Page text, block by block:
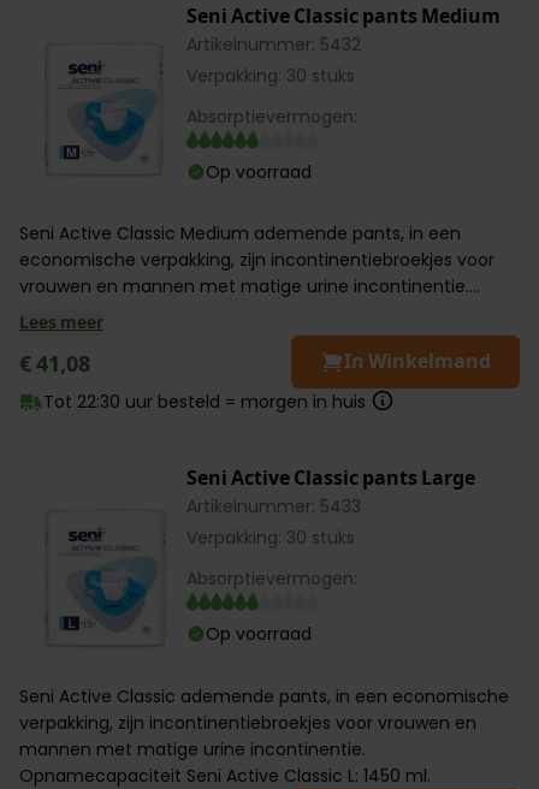
Seni Active Classic pants Medium
Artikelnummer: 5432
Verpakking: 30 stuks
Absorptievermogen:
Op voorraad
Seni Active Classic Medium ademende pants, in een
economische verpakking, zijn incontinentiebroekjes voor
vrouwen en mannen met matige urine incontinentie....
Lees meer
€ 41,08 In Winkelmand
Tot 22:30 uur besteld = morgen in huis
Seni Active Classic pants Large
Artikelnummer: 5433
Verpakking: 30 stuks
Absorptievermogen:
Op voorraad
Seni Active Classic ademende pants, in een economische
verpakking, zijn incontinentiebroekjes voor vrouwen en
mannen met matige urine incontinentie.
Opnamecapaciteit Seni Active Classic L: 1450 ml.